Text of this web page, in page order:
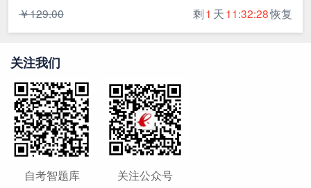
￥129.00 剩1 天11:32:27恢复
关注我们
自考智题库 关注公众号